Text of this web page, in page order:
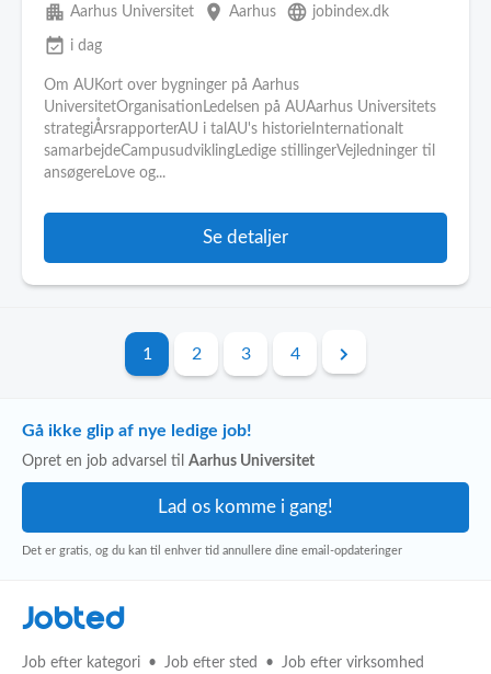
apartment Aarhus Universitet place Aarhus language jobindex.dk
event_available i dag
Om AUKort over bygninger på Aarhus
UniversitetOrganisationLedelsen på AUAarhus Universitets
strategiÅrsrapporterAU i talAU's historieInternationalt
samarbejdeCampusudviklingLedige stillingerVejledninger til
ansøgereLove og...
Se detaljer
1 2 3 4
Gå ikke glip af nye ledige job!
Opret en job advarsel til Aarhus Universitet
Det er gratis, og du kan til enhver tid annullere dine email-opdateringer
Jobted
Job efter kategori Job efter sted Job efter virksomhed